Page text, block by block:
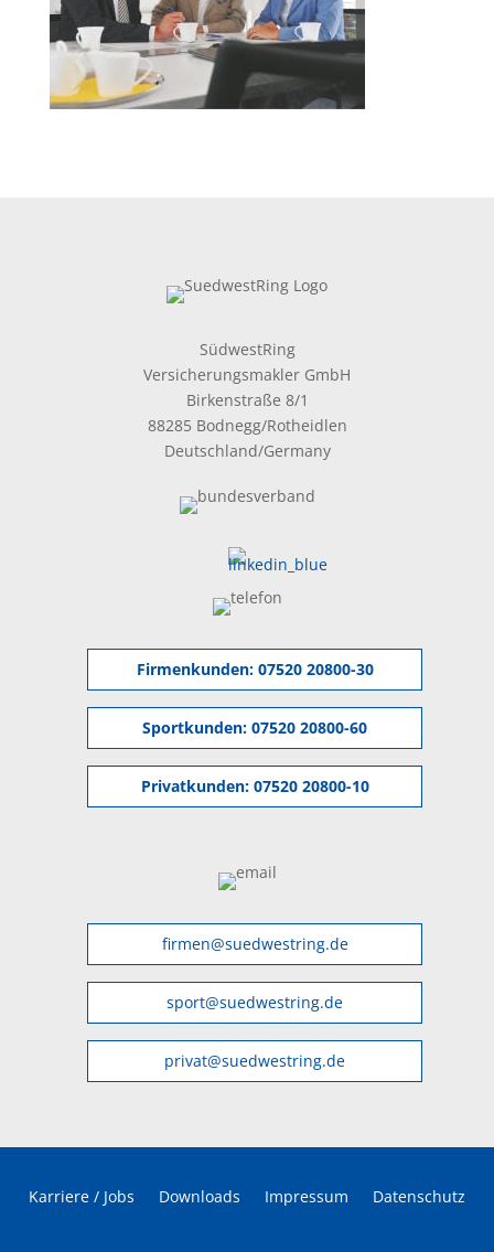
SüdwestRing
Versicherungsmakler GmbH
Birkenstraße 8/1
88285 Bodnegg/Rotheidlen
Deutschland/Germany
Firmenkunden: 07520 20800-30
Sportkunden: 07520 20800-60
Privatkunden: 07520 20800-10
firmen@suedwestring.de
sport@suedwestring.de
privat@suedwestring.de
Karriere / Jobs Downloads Impressum Datenschutz